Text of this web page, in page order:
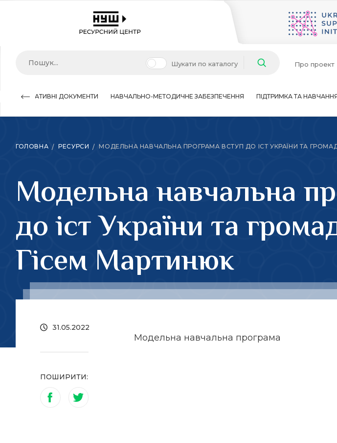
Шукати по каталогу Про проект
НОРМАТИВНІ ДОКУМЕНТИ НАВЧАЛЬНО-МЕТОДИЧНЕ ЗАБЕЗПЕЧЕННЯ ПІДТРИМКА ТА
ГОЛОВНА РЕСУРСИ МОДЕЛЬНА НАВЧАЛЬНА ПРОГРАМА ВСТУП ДО ІСТ УКРАЇНИ ТА
Модельна навчальна
до іст України та
Гісем Мартинюк
31.05.2022
ПОШИРИТИ:
Модельна навчальна програма